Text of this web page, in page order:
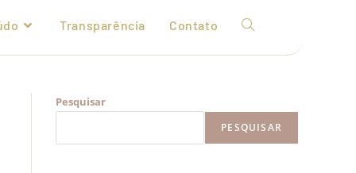
Transparência Contato
Pesquisar
PESQUISAR